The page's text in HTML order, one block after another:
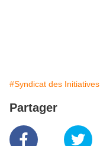
#Syndicat des Initiatives
Partager